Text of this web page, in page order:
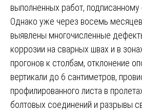
выполненных работ,
Однако уже через восемь
выявлены многочисленные
коррозии на сварных швах и в
прогонов к столбам, отклонение
вертикали до 6 сантиметров,
профилированного листа в
болтовых соединений и разрывы